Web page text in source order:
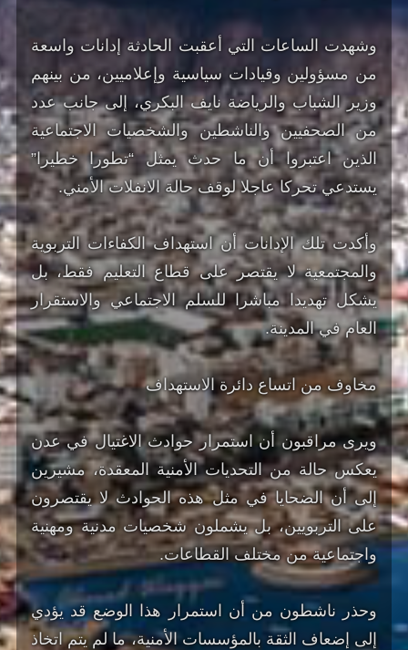
وشهدت الساعات التي أعقبت الحادثة إدانات واسعة
من مسؤولين وقيادات سياسية وإعلاميين، من بينهم
وزير الشباب والرياضة نايف البكري، إلى جانب عدد
من الصحفيين والناشطين والشخصيات الاجتماعية
الذين اعتبروا أن ما حدث يمثل “تطورا خطيرا”
يستدعي تحركا عاجلا لوقف حالة الانفلات الأمني.
وأكدت تلك الإدانات أن استهداف الكفاءات التربوية
والمجتمعية لا يقتصر على قطاع التعليم فقط، بل
يشكل تهديدا مباشرا للسلم الاجتماعي والاستقرار
العام في المدينة.
مخاوف من اتساع دائرة الاستهداف
ويرى مراقبون أن استمرار حوادث الاغتيال في عدن
يعكس حالة من التحديات الأمنية المعقدة، مشيرين
إلى أن الضحايا في مثل هذه الحوادث لا يقتصرون
على التربويين، بل يشملون شخصيات مدنية ومهنية
واجتماعية من مختلف القطاعات.
وحذر ناشطون من أن استمرار هذا الوضع قد يؤدي
إلى إضعاف الثقة بالمؤسسات الأمنية، ما لم يتم اتخاذ